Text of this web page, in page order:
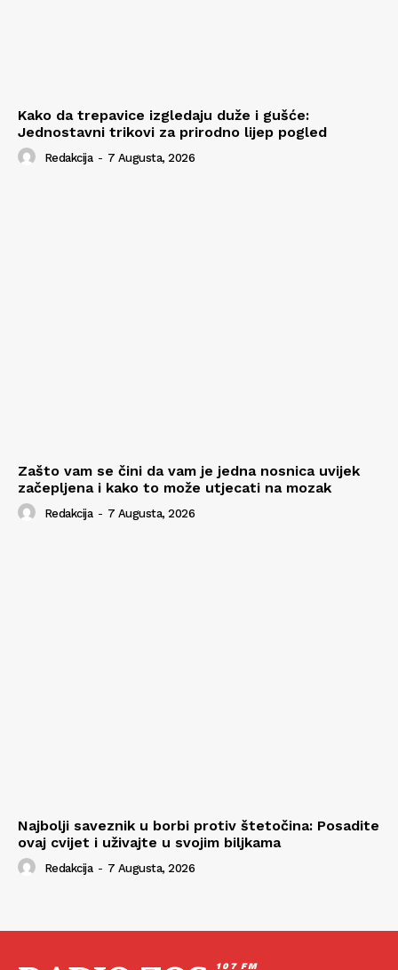
Kako da trepavice izgledaju duže i gušće:
Jednostavni trikovi za prirodno lijep pogled
Redakcija - 7 Augusta, 2026
Zašto vam se čini da vam je jedna nosnica uvijek
začepljena i kako to može utjecati na mozak
Redakcija - 7 Augusta, 2026
Najbolji saveznik u borbi protiv štetočina: Posadite
ovaj cvijet i uživajte u svojim biljkama
Redakcija - 7 Augusta, 2026
107 FM